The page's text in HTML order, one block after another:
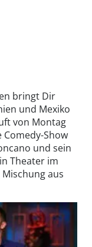
bringt Dir
und Mexiko
von Montag
Show
und sein
Theater im
aus